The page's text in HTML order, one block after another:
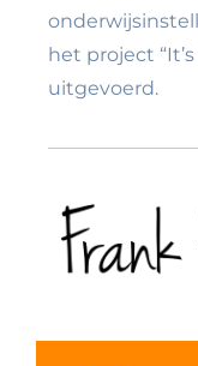
het project
uitgevoerd.